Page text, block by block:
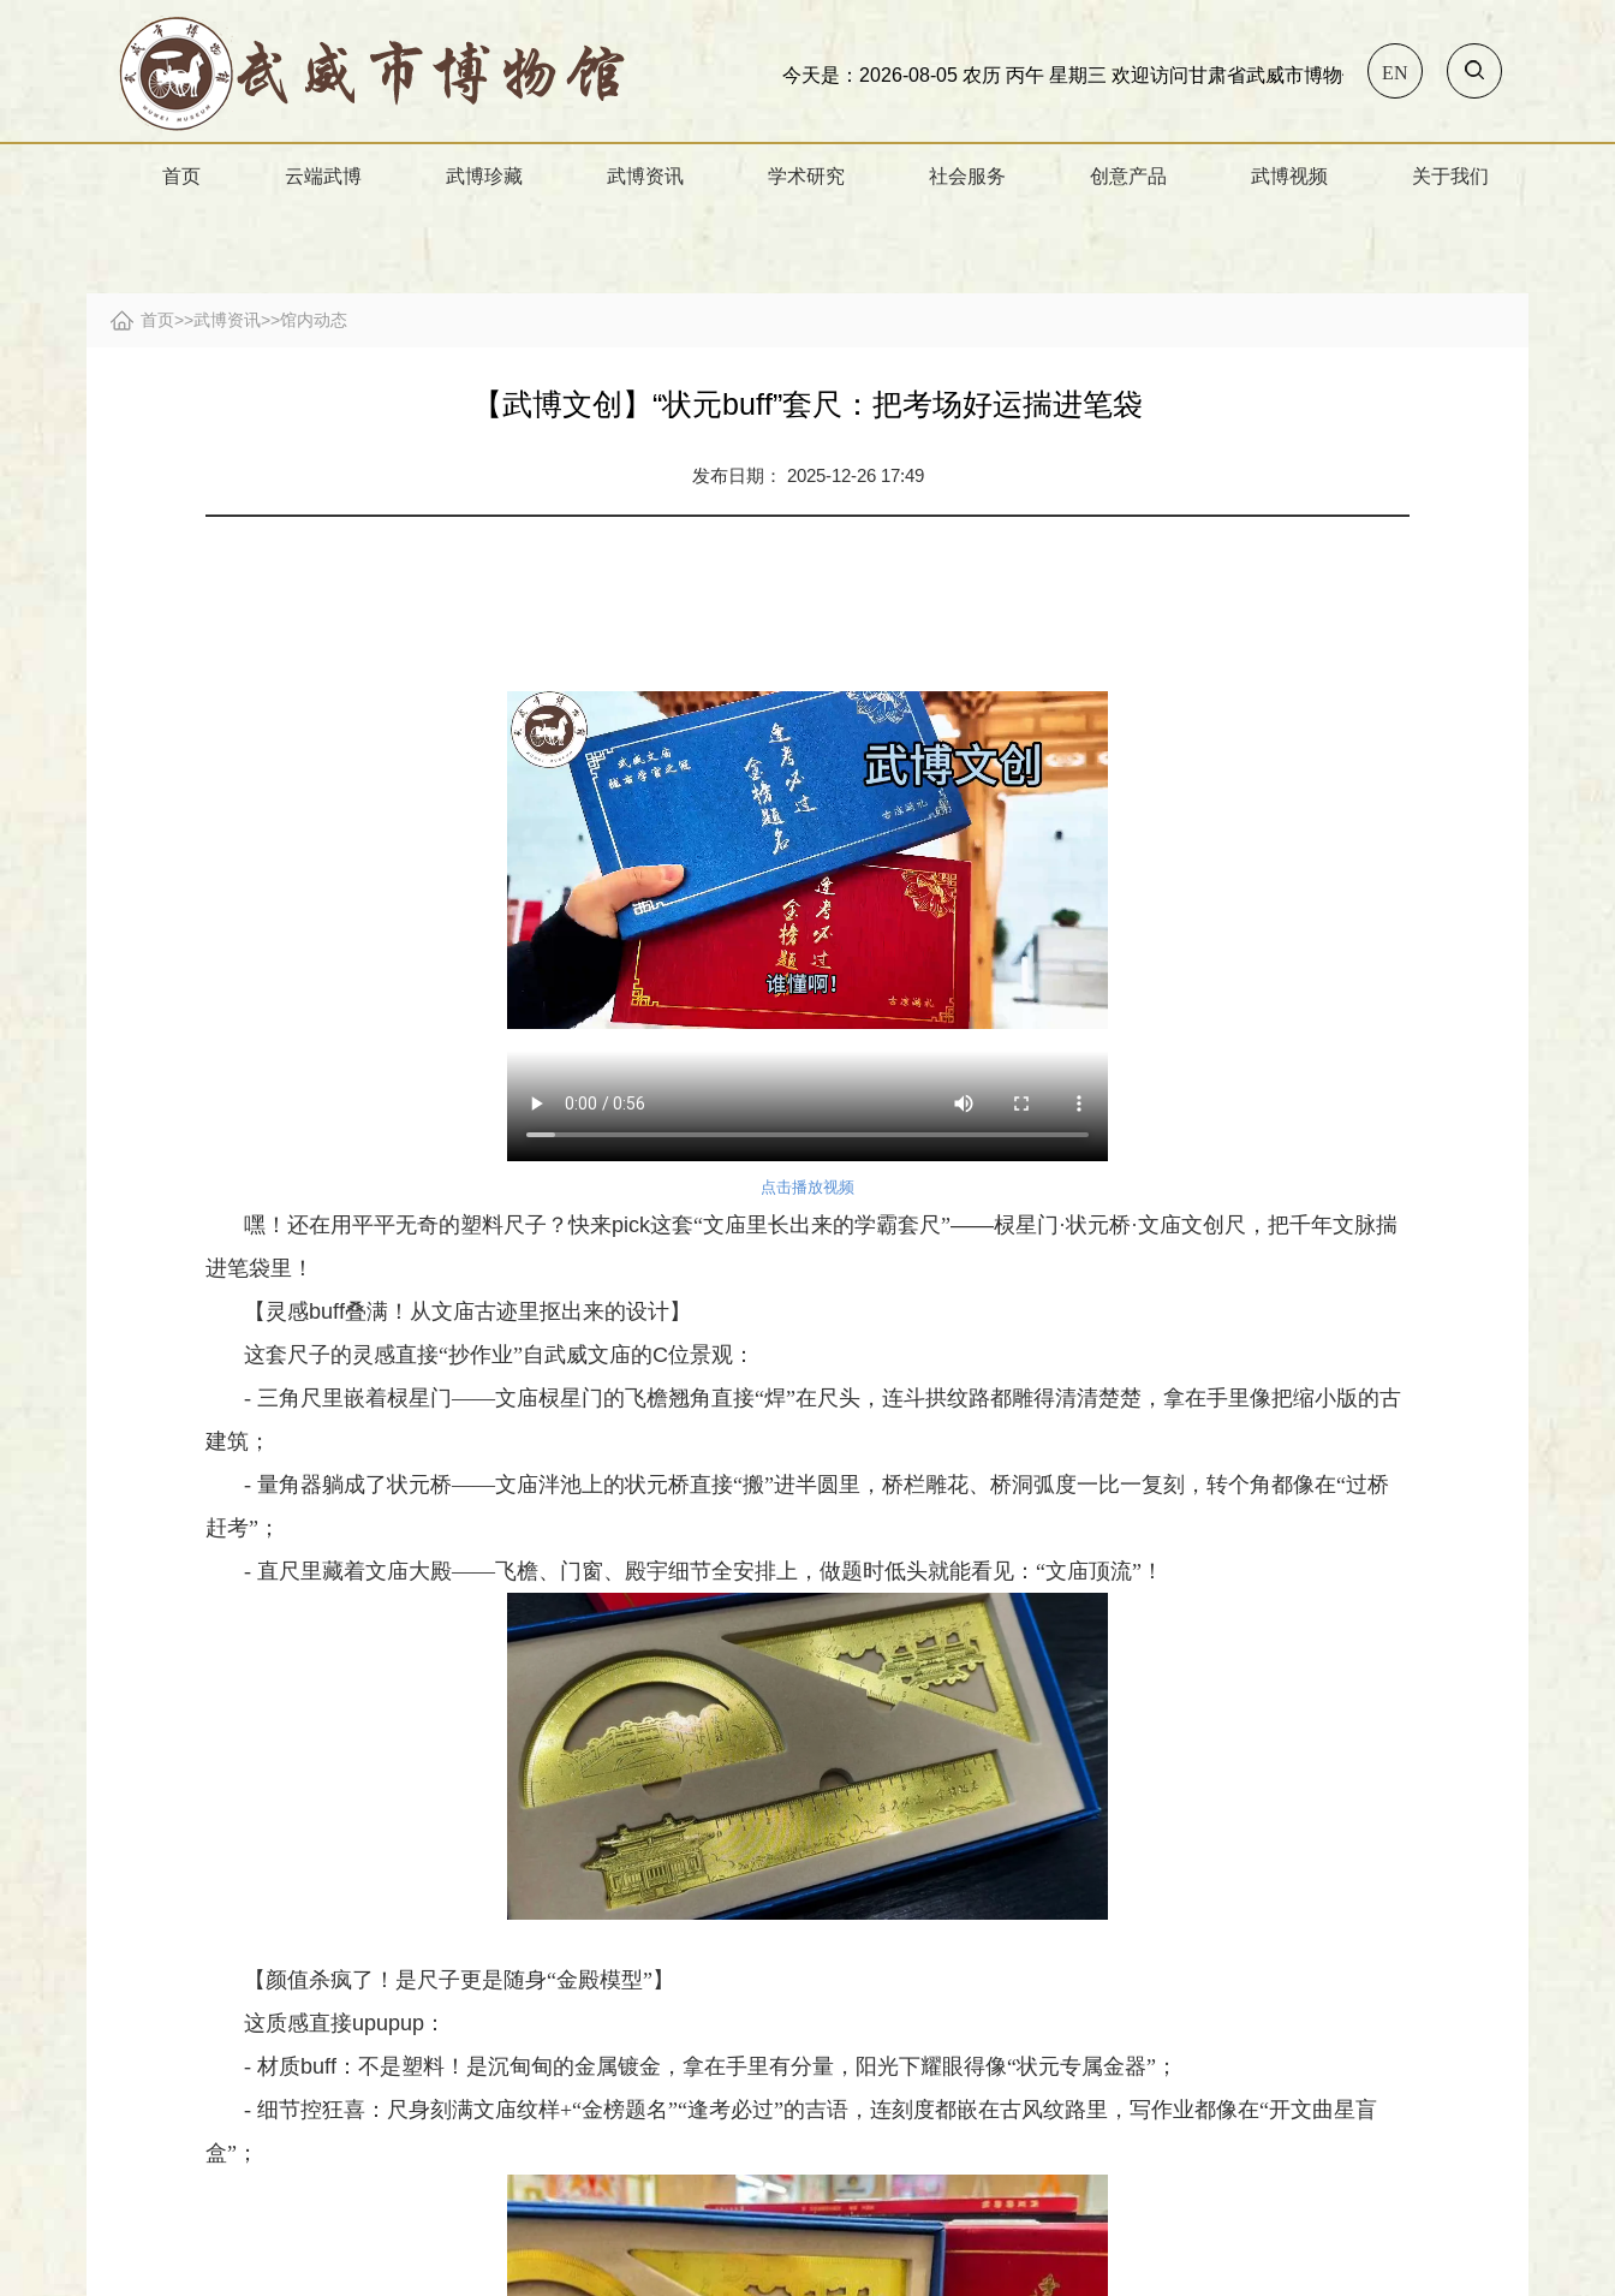
今天是：2026-08-05 农历 丙午 星期三欢迎访问甘肃省武威市博物馆! EN
首页 云端武博 武博珍藏 武博资讯 学术研究 社会服务 创意产品 武博视频 关于我们
首页>>武博资讯>>馆内动态
【武博文创】“状元buff”套尺：把考场好运揣进笔袋
发布日期： 2025-12-26 17:49
点击播放视频
嘿！还在用平平无奇的塑料尺子？快来pick这套“文庙里长出来的学霸套尺”——棂星门·状元桥·文庙文创尺，把千年文脉揣
进笔袋里！
【灵感buff叠满！从文庙古迹里抠出来的设计】
这套尺子的灵感直接“抄作业”自武威文庙的C位景观：
- 三角尺里嵌着棂星门——文庙棂星门的飞檐翘角直接“焊”在尺头，连斗拱纹路都雕得清清楚楚，拿在手里像把缩小版的古
建筑；
- 量角器躺成了状元桥——文庙泮池上的状元桥直接“搬”进半圆里，桥栏雕花、桥洞弧度一比一复刻，转个角都像在“过桥
赶考”；
- 直尺里藏着文庙大殿——飞檐、门窗、殿宇细节全安排上，做题时低头就能看见：“文庙顶流”！
【颜值杀疯了！是尺子更是随身“金殿模型”】
这质感直接upupup ：
- 材质buff ：不是塑料！是沉甸甸的金属镀金，拿在手里有分量，阳光下耀眼得像“状元专属金器”；
- 细节控狂喜：尺身刻满文庙纹样+“金榜题名”“逢考必过”的吉语，连刻度都嵌在古风纹路里，写作业都像在“开文曲星盲
盒”；